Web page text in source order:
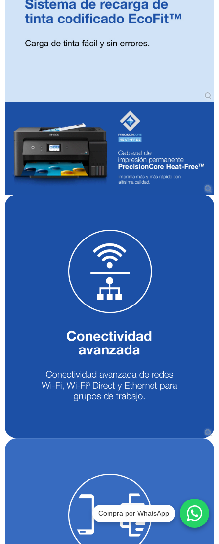
Compra por WhatsApp